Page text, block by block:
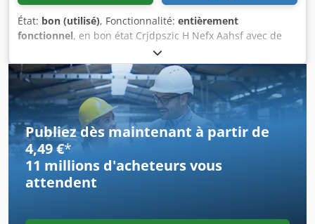
État: bon (utilisé), Fonctionnalité: entièrement
fonctionnel, en bon état Crjdpszic H Nefx Aahsf avec de
nombreux accessoires voir photo
Publiez dès maintenant à partir de
4,49 €*
11 millions d'acheteursvous
attendent